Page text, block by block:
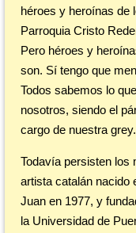
héroes y heroínas de
Parroquia Cristo
Pero héroes y
son. Sí tengo que
Todos sabemos lo
nosotros, siendo el
cargo de nuestra grey.
Todavía persisten los
artista catalán nacido
Juan en 1977, y
la Universidad de